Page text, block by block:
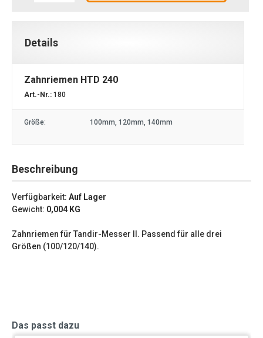
Details
Zahnriemen HTD 240
Art.-Nr.: 180
Größe: 100mm , 120mm , 140mm
Beschreibung
Verfügbarkeit: Auf Lager
Gewicht: 0,004 KG
Zahnriemen für Tandir-Messer II. Passend für alle drei
Größen (100/120/140).
Das passt dazu